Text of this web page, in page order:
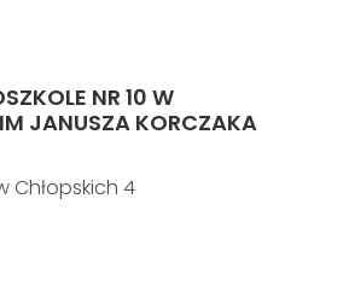
NR 10 W
JANUSZA KORCZAKA
Chłopskich 4